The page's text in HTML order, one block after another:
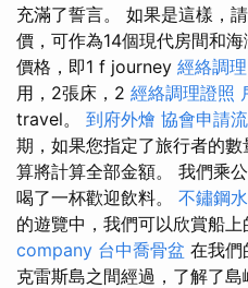
充滿了誓言。 如果是這樣，
價，可作為14個現代房間和
價格，即1 f journey 經絡調理
用，2張床，2 經絡調理證照
travel。 到府外燴 協會申請
期，如果您指定了旅行者的
算將計算全部金額。 我們乘
喝了一杯歡迎飲料。 不鏽鋼
的遊覽中，我們可以欣賞船
company 台中喬骨盆 在我們
克雷斯島之間經過，了解了